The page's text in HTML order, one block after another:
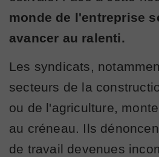
monde de l'entreprise
avancer au ralenti.
Les syndicats,
secteurs de la
ou de l'agriculture,
au créneau. Ils
de travail devenues